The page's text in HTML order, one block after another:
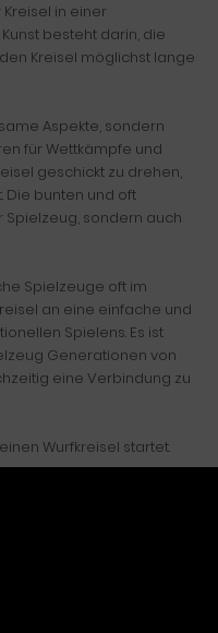
in einer
besteht darin, die
Kreisel möglichst lange
Aspekte, sondern
für Wettkämpfe und
geschickt zu drehen,
Die bunten und oft
sondern auch
Spielzeuge oft im
an eine einfache und
Spielens. Es ist
Generationen von
eine Verbindung zu
Wurfkreisel startet.